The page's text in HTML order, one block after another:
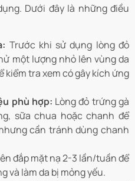
Dưới đây là những điều
Trước khi sử dụng lòng đỏ
một lượng nhỏ lên vùng da
kiểm tra xem có gây kích ứng
phù hợp: Lòng đỏ trứng gà
sữa chua hoặc chanh để
cần tránh dùng chanh
đắp mặt nạ 2-3 lần/tuần để
và làm da bị mỏng yếu.